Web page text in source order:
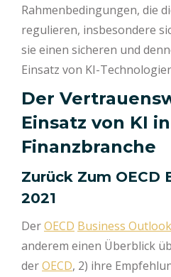
Rahmenbedingungen, die
regulieren, insbesondere
sie einen sicheren und
Einsatz von KI-
Der
Einsatz von KI
Finanzbranche
Zurück Zum OECD
2021
DerOECD Business
anderem einen Überblick
derOECD, 2) ihre